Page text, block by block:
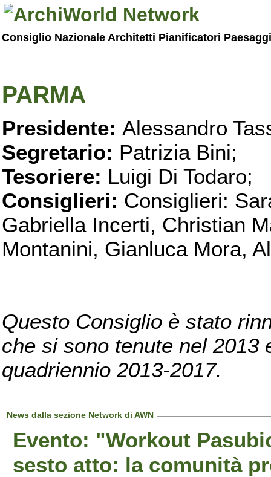
Consiglio Nazionale Architetti Pianificatori
PARMA
Presidente: Alessandro
Segretario: Patrizia Bini;
Tesoriere: Luigi Di Todaro;
Consiglieri: Consiglieri:
Gabriella Incerti, Christian
Montanini, Gianluca Mora,
Questo Consiglio è stato
che si sono tenute nel 2013
quadriennio 2013-2017.
News dalla sezione Network di AWN
Evento: "Workout
sesto atto: la comunità